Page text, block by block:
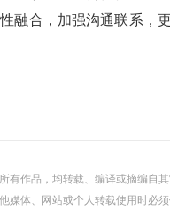
融合，加强沟通联系，
有作品，均转载、编译或摘编自
媒体、网站或个人转载使用时必